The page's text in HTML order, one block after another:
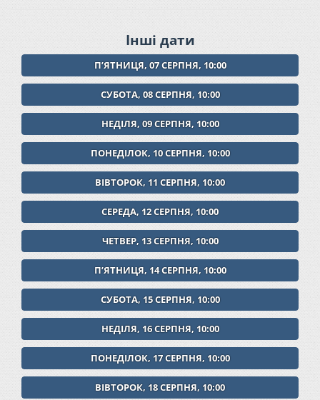
Інші дати
ПʼЯТНИЦЯ, 07 СЕРПНЯ, 10:00
СУБОТА, 08 СЕРПНЯ, 10:00
НЕДІЛЯ, 09 СЕРПНЯ, 10:00
ПОНЕДІЛОК, 10 СЕРПНЯ, 10:00
ВІВТОРОК, 11 СЕРПНЯ, 10:00
СЕРЕДА, 12 СЕРПНЯ, 10:00
ЧЕТВЕР, 13 СЕРПНЯ, 10:00
ПʼЯТНИЦЯ, 14 СЕРПНЯ, 10:00
СУБОТА, 15 СЕРПНЯ, 10:00
НЕДІЛЯ, 16 СЕРПНЯ, 10:00
ПОНЕДІЛОК, 17 СЕРПНЯ, 10:00
ВІВТОРОК, 18 СЕРПНЯ, 10:00